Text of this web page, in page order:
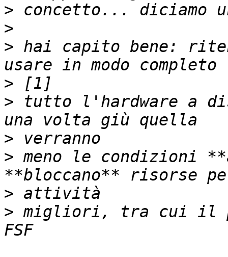
>
>
> hai capito bene:
>
> tutto l'hardware a
>
> meno le condizioni
>
> migliori, tra cui il